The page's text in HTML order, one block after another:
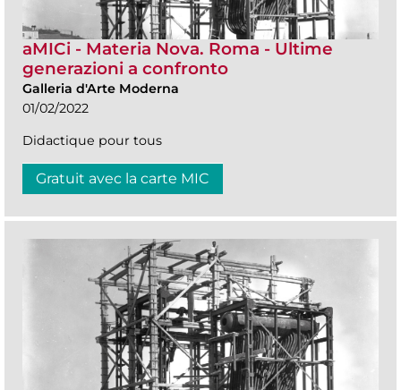
aMICi - Materia Nova. Roma - Ultime
generazioni a confronto
Galleria d'Arte Moderna
01/02/2022
Didactique pour tous
Gratuit avec la carte MIC